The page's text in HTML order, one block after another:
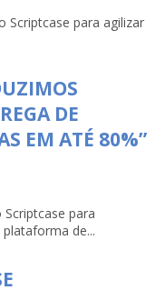
Scriptcase para agilizar
DE
EM ATÉ 80%”
para
plataforma de...